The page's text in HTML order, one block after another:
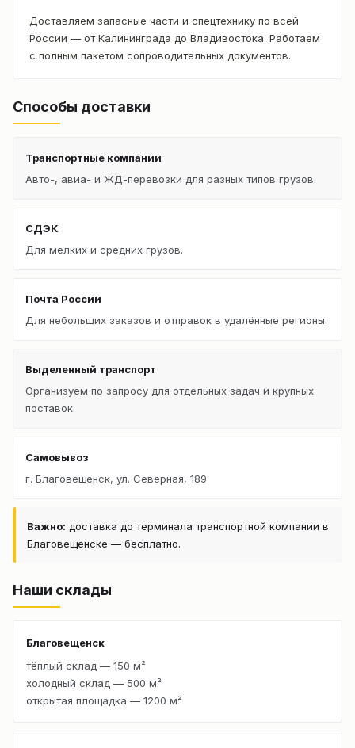
Доставляем запасные части и спецтехнику по всей
России — от Калининграда до Владивостока. Работаем
с полным пакетом сопроводительных документов.
Способы доставки
Транспортные компании
Авто-, авиа- и ЖД-перевозки для разных типов грузов.
СДЭК
Для мелких и средних грузов.
Почта России
Для небольших заказов и отправок в удалённые регионы.
Выделенный транспорт
Организуем по запросу для отдельных задач и крупных
поставок.
Самовывоз
г. Благовещенск, ул. Северная, 189
Важно: доставка до терминала транспортной компании в
Благовещенске — бесплатно.
Наши склады
Благовещенск
тёплый склад — 150 м²
холодный склад — 500 м²
открытая площадка — 1200 м²